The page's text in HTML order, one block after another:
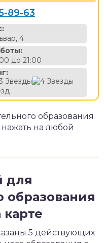
89-63
4
до 21:00
образования
нажать на любой
для
образования
карте
5 действующих